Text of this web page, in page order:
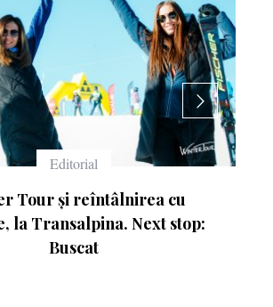
Echipament
Ce înseamnă numerele de pe